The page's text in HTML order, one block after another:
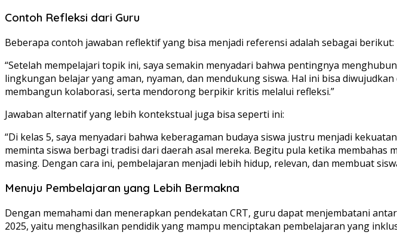
Contoh Refleksi dari Guru
Beberapa contoh jawaban reflektif yang bisa menjadi referensi adalah sebagai berikut:
“Setelah mempelajari topik ini, saya semakin menyadari bahwa pentingnya
lingkungan belajar yang aman, nyaman, dan mendukung siswa. Hal ini bisa
membangun kolaborasi, serta mendorong berpikir kritis melalui refleksi.”
Jawaban alternatif yang lebih kontekstual juga bisa seperti ini:
“Di kelas 5, saya menyadari bahwa keberagaman budaya siswa justru menjadi
meminta siswa berbagi tradisi dari daerah asal mereka. Begitu pula ketika
masing. Dengan cara ini, pembelajaran menjadi lebih hidup, relevan, dan membuat
Menuju Pembelajaran yang Lebih Bermakna
Dengan memahami dan menerapkan pendekatan CRT, guru dapat menjembatani
2025, yaitu menghasilkan pendidik yang mampu menciptakan pembelajaran yang